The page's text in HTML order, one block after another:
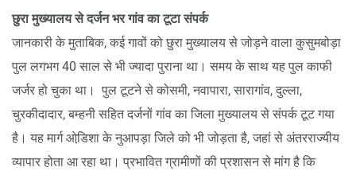
छुरा मुख्यालय से दर्जन भर गांव का टूटा संपर्क
जानकारी के मुताबिक, कई गावों को छुरा मुख्यालय से जोड़ने वाला कुसुमबोड़ा
पुल लगभग 40 साल से भी ज्यादा पुराना था। समय के साथ यह पुल काफी
जर्जर हो चुका था। पुल टूटने से कोसमी, नवापारा, सारागांव, दुल्ला,
चुरकीदादार, बम्हनी सहित दर्जनों गांव का जिला मुख्यालय से संपर्क टूट गया
है। यह मार्ग ओडि़शा के नुआपड़ा जिले को भी जोड़ता है, जहां से अंतरराज्यीय
व्यापार होता आ रहा था। प्रभावित ग्रामीणों की प्रशासन से मांग है कि